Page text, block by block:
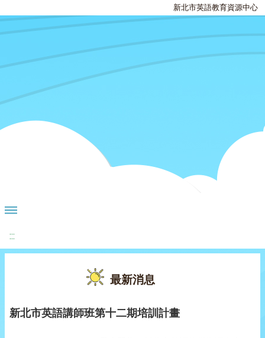
新北市英語教育資源中心
:::
最新消息
新北市英語講師班第十二期培訓計畫